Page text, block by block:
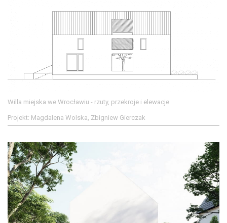
Willa miejska we Wrocławiu - rzuty, przekroje i elewacje
Projekt: Magdalena Wolska, Zbigniew Gierczak